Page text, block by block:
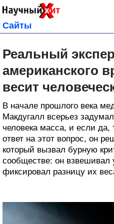
Сайты
Реальный
американского
весит
В начале прошлого века
Макдугалл всерьез
человека масса, и если да,
ответ на этот вопрос, он
который вызвал бурную
сообществе: он
фиксировал разницу их